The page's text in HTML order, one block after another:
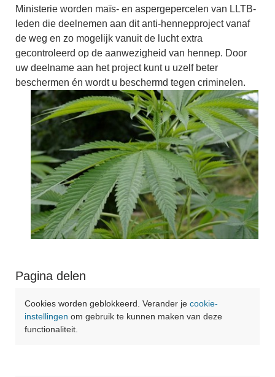
Ministerie worden maïs- en aspergepercelen van LLTB-
leden die deelnemen aan dit anti-hennepproject vanaf
de weg en zo mogelijk vanuit de lucht extra
gecontroleerd op de aanwezigheid van hennep. Door
uw deelname aan het project kunt u uzelf beter
beschermen én wordt u beschermd tegen criminelen.
Pagina delen
Cookies worden geblokkeerd. Verander je cookie-
instellingen om gebruik te kunnen maken van deze
functionaliteit.